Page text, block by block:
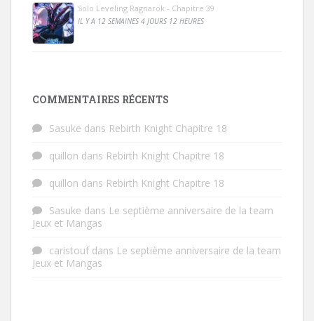
Solo Leveling Ragnarok - Chapitre 39
IL Y A 12 SEMAINES 4 JOURS 12 HEURES
COMMENTAIRES RÉCENTS
Sasuke dans Rebirth Knight Chapitre 18
quillon dans Rebirth Knight Chapitre 18
quillon dans Rebirth Knight Chapitre 18
Sasuke dans Le septième anniversaire de la team
Jeux et Mangas
caristoufdans Le septième anniversaire de la team
Jeux et Mangas